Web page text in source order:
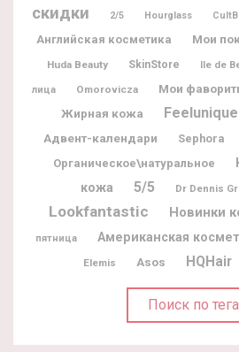
скидки
2/5 Hourglass
Английская косметика
Мои
Huda Beauty SkinStore Ile de
лица Omorovicza Мои
Жирная кожа Feelunique
Адвент-календари Sephora
Органическое\натуральное
кожа
5/5 Dr Dennis
Lookfantastic Новинки
пятница Американская
Elemis Asos HQHair
Поиск по